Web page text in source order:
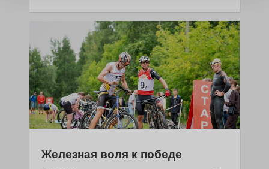
Железная воля к победе